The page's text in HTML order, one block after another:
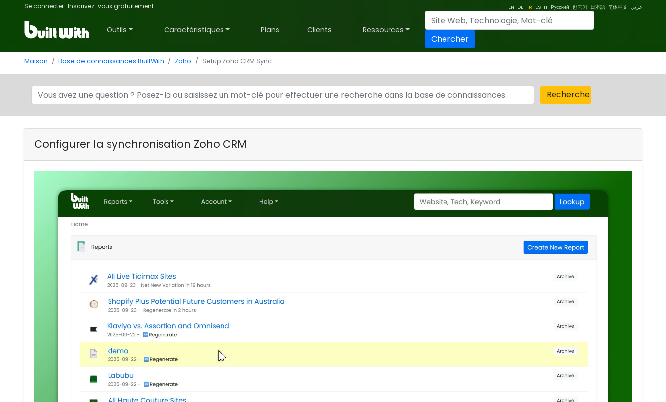
Se connecter ·Inscrivez-vous gratuitement EN DE FR ES IT Русский 한국어 日本語 简体中文 عربي
Outils Caractéristiques Plans Clients Ressources
Chercher
Maison Base de connaissances BuiltWith Zoho Setup Zoho CRM Sync
Recherche
Configurer la synchronisation Zoho CRM